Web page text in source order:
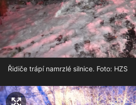
Řidiče trápí namrzlé silnice. Foto: HZS